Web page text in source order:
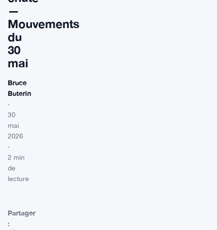
—
Mouvements
du
30
mai
Bruce
Buterin
·
30
mai
2026
·
2 min
de
lecture
Partager
: